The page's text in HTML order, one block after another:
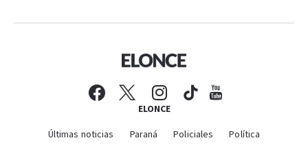
ELONCE
Últimas noticias Paraná Policiales Política